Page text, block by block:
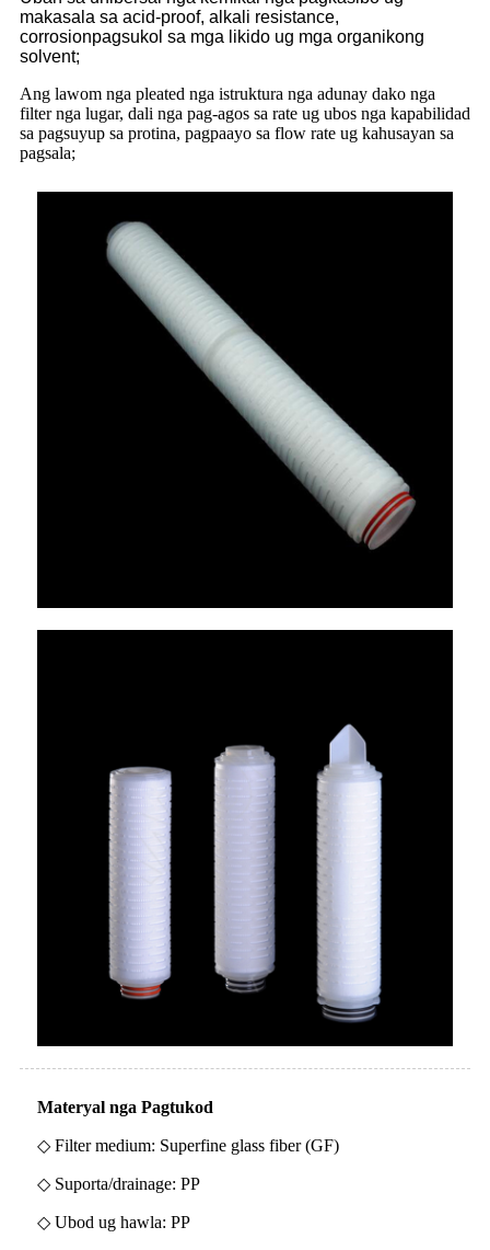
makasala sa acid-proof, alkali resistance,
corrosionpagsukol sa mga likido ug mga organikong
solvent;
Ang lawom nga pleated nga istruktura nga adunay dako nga
filter nga lugar, dali nga pag-agos sa rate ug ubos nga kapabilidad
sa pagsuyup sa protina, pagpaayo sa flow rate ug kahusayan sa
pagsala;
Materyal nga Pagtukod
◇ Filter medium: Superfine glass fiber (GF)
◇ Suporta/drainage: PP
◇ Ubod ug hawla: PP